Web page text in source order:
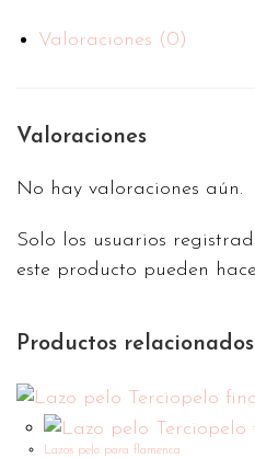
Valoraciones (0)
Valoraciones
No hay valoraciones aún.
Solo los usuarios
este producto pueden
Productos relacionados
Lazos pelo para flamenca